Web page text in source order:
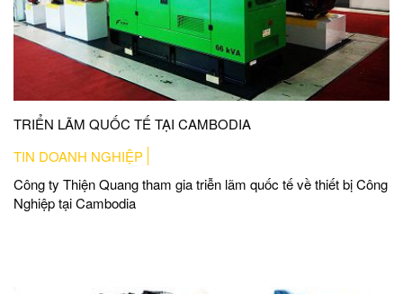
TRIỂN LÃM QUỐC TẾ TẠI CAMBODIA
TIN DOANH NGHIỆP
Công ty Thiện Quang tham gia triễn lãm quốc tế về thiết bị Công
Nghiệp tại Cambodia